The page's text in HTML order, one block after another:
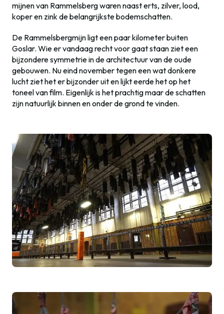
mijnen van Rammelsberg waren naast erts, zilver, lood,
koper en zink de belangrijkste bodemschatten.
De Rammelsbergmijn ligt een paar kilometer buiten
Goslar. Wie er vandaag recht voor gaat staan ziet een
bijzondere symmetrie in de architectuur van de oude
gebouwen. Nu eind november tegen een wat donkere
lucht ziet het er bijzonder uit en lijkt eerde het op het
toneel van film. Eigenlijk is het prachtig maar de schatten
zijn natuurlijk binnen en onder de grond te vinden.